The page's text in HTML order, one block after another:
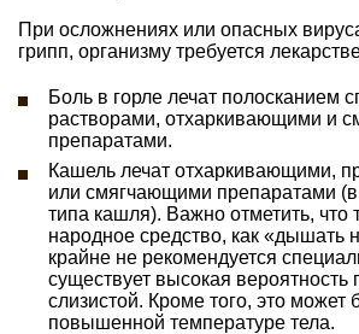
При осложнениях или опасных
грипп, организму требуется
Боль в горле лечат полосканием
растворами, отхаркивающими и
препаратами.
Кашель лечат отхаркивающими,
или смягчающими препаратами (в
типа кашля). Важно отметить, что
народное средство, как «дышать
крайне не рекомендуется
существует высокая вероятность
слизистой. Кроме того, это может
повышенной температуре тела.